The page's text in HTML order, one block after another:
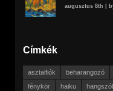
augusztus 8th |
Címkék
asztalfiók beharangozó
fénykör
haiku